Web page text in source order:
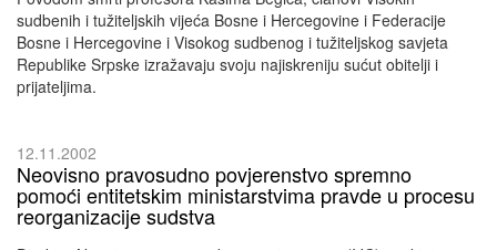
sudbenih i tužiteljskih vijeća Bosne i Hercegovine i Federacije
Bosne i Hercegovine i Visokog sudbenog i tužiteljskog savjeta
Republike Srpske izražavaju svoju najiskreniju sućut obitelji i
prijateljima.
12.11.2002
Neovisno pravosudno povjerenstvo spremno
pomoći entitetskim ministarstvima pravde u procesu
reorganizacije sudstva